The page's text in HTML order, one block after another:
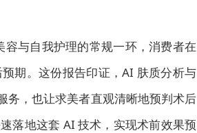
与自我护理的常规一环，消费者在
期。这份报告印证，AI 肤质分析与
务，也让求美者直观清晰地预判术后
落地这套 AI 技术，实现术前效果预